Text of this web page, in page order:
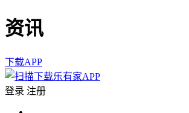
资讯
下载APP
登录 注册